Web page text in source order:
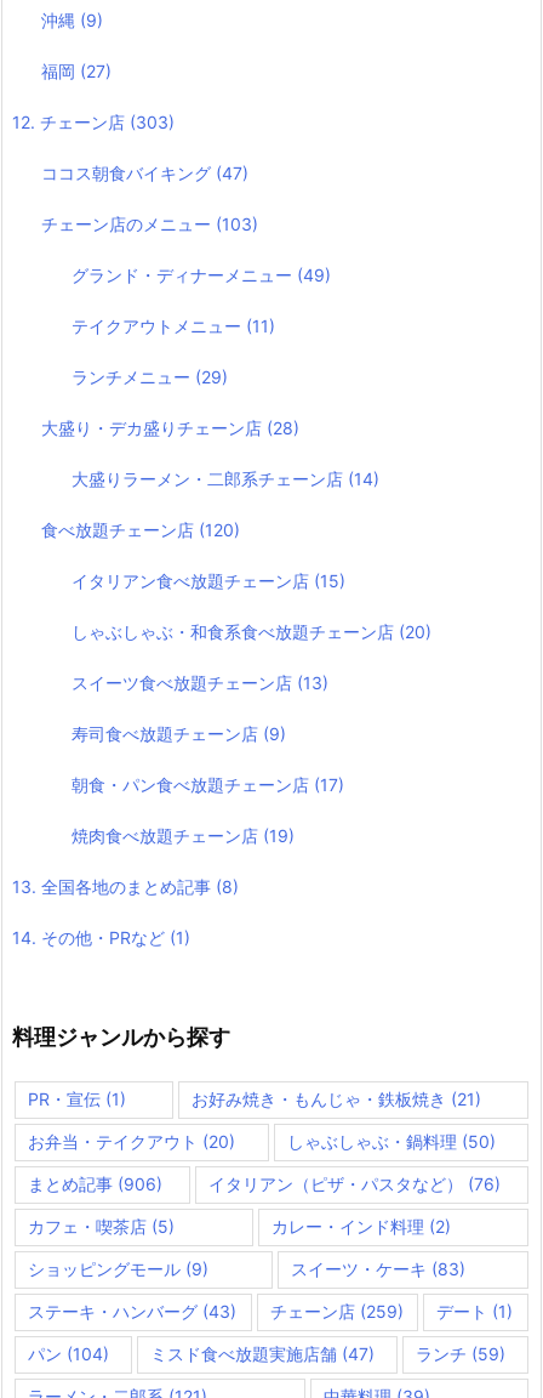
沖縄 (9)
福岡 (27)
12. チェーン店 (303)
ココス朝食バイキング (47)
チェーン店のメニュー (103)
グランド・ディナーメニュー (49)
テイクアウトメニュー (11)
ランチメニュー (29)
大盛り・デカ盛りチェーン店 (28)
大盛りラーメン・二郎系チェーン店 (14)
食べ放題チェーン店 (120)
イタリアン食べ放題チェーン店 (15)
しゃぶしゃぶ・和食系食べ放題チェーン店 (20)
スイーツ食べ放題チェーン店 (13)
寿司食べ放題チェーン店 (9)
朝食・パン食べ放題チェーン店 (17)
焼肉食べ放題チェーン店 (19)
13. 全国各地のまとめ記事 (8)
14. その他・PRなど (1)
料理ジャンルから探す
PR・宣伝 (1) お好み焼き・もんじゃ・鉄板焼き (21)
お弁当・テイクアウト (20) しゃぶしゃぶ・鍋料理 (50)
まとめ記事 (906) イタリアン（ピザ・パスタなど） (76)
カフェ・喫茶店 (5) カレー・インド料理 (2)
ショッピングモール (9) スイーツ・ケーキ (83)
ステーキ・ハンバーグ (43) チェーン店(259) デート (1)
パン (104) ミスド食べ放題実施店舗 (47) ランチ (59)